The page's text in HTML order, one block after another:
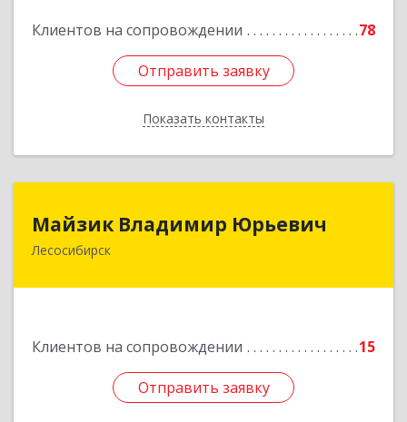
Клиентов на сопровождении 78
Отправить заявку
Показать контакты
Отправить заявку
Назад
Майзик Владимир Юрьевич
Лесосибирск
Клиентов на сопровождении 15
Отправить заявку
Отправить заявку